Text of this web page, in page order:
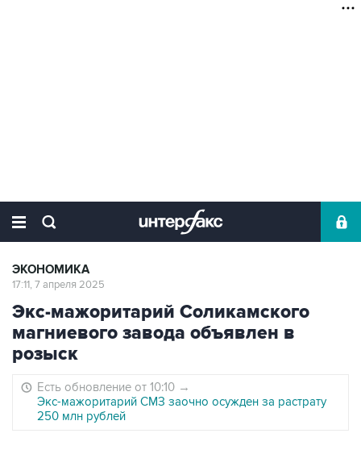
ЭКОНОМИКА
17:11, 7 апреля 2025
Экс-мажоритарий Соликамского
магниевого завода объявлен в
розыск
Есть обновление от 10:10 →
Экс-мажоритарий СМЗ заочно осужден за растрату
250 млн рублей